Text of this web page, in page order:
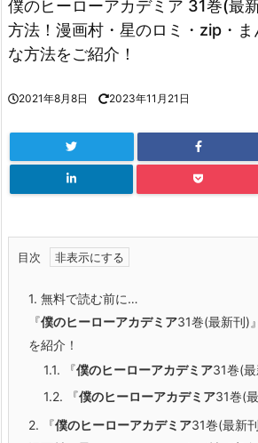
僕のヒーローアカデミア 31巻(最
方法！漫画村・星のロミ・zip・
な方法をご紹介！
2021年8月8日 2023年11月21日
目次
1. 無料で読む前に…
『僕のヒーローアカデミア31巻(最新刊)
を紹介！
1.1. 『僕のヒーローアカデミア31巻(
1.2. 『僕のヒーローアカデミア31巻(
2. 『僕のヒーローアカデミア31巻(最新